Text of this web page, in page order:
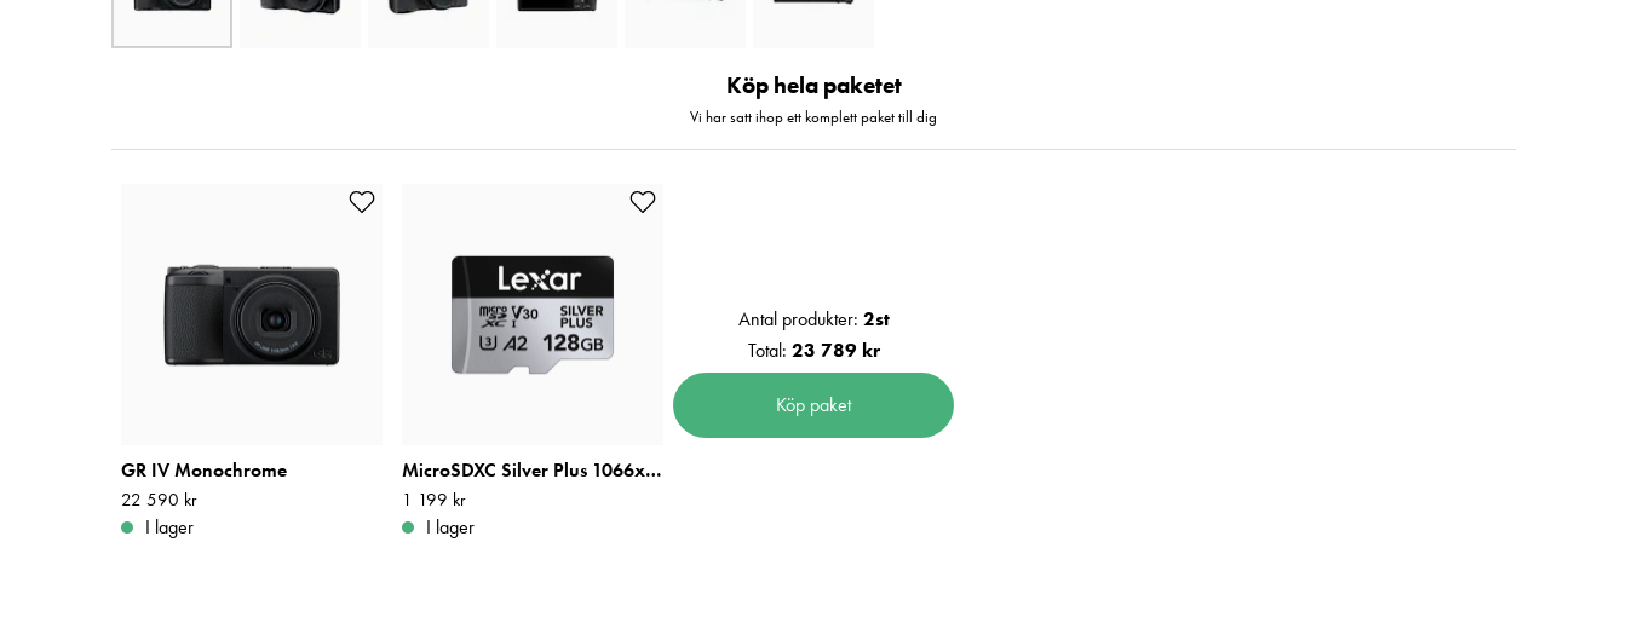
Köp hela paketet
Vi har satt ihop ett komplett paket till dig
GR IV Monochrome
Pris :22 590 kr
22 590 kr
I lager
MicroSDXC Silver Plus 1066x R205/W100 128GB
Pris:1 199 kr
1 199 kr
I lager
Antal produkter: 2st
Total: 23 789 kr
Köp paket